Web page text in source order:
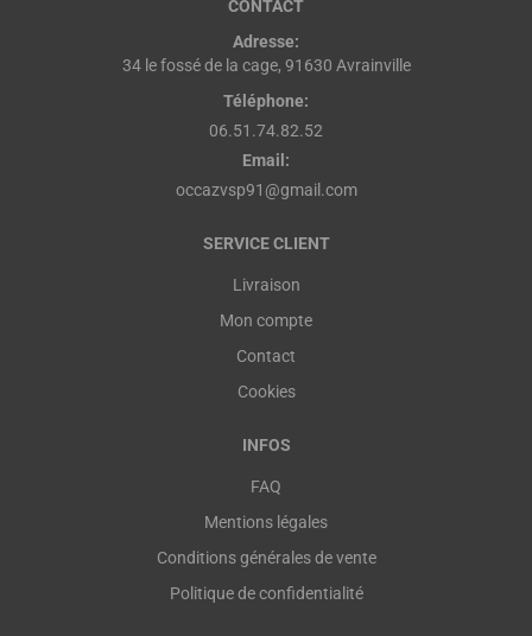
CONTACT
Adresse:
34 le fossé de la cage, 91630 Avrainville
Téléphone:
06.51.74.82.52
Email:
occazvsp91@gmail.com
SERVICE CLIENT
Livraison
Mon compte
Contact
Cookies
INFOS
FAQ
Mentions légales
Conditions générales de vente
Politique de confidentialité